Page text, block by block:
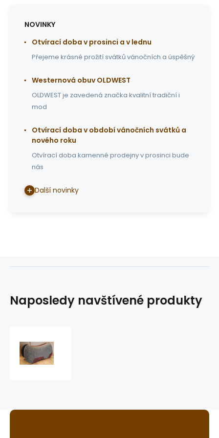
NOVINKY
Otvírací doba v prosinci a v lednu
Přejeme krásné prožití svátků vánočních a úspěšný
Westernová obuv OLDWEST
OLDWEST je zavedená značka kvalitní tradiční i
mod
Otvírací doba v období vánočních svátků a
nového roku
Otvírací doba kamenné prodejny v prosinci bude
nás
Další novinky
Naposledy navštívené produkty